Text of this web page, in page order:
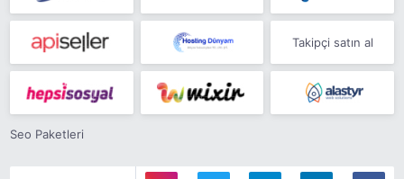
Takipçi satın al
Seo Paketleri